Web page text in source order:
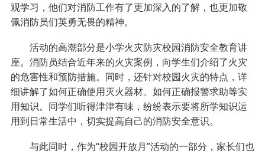
观学习，他们对消防工作有了更加深入的了解，也更加敬
佩消防员们英勇无畏的精神。
活动的高潮部分是小学火灾防灾校园消防安全教育讲
座。消防员结合近年来的火灾案例，向学生们介绍了火灾
的危害性和预防措施。同时，还针对校园火灾的特点，详
细讲解了如何正确使用灭火器材、如何正确报警求助等实
用知识。同学们听得津津有味，纷纷表示要将所学知识运
用到日常生活中，切实提高自己的消防安全意识。
与此同时，作为“校园开放月”活动的一部分，家长们也